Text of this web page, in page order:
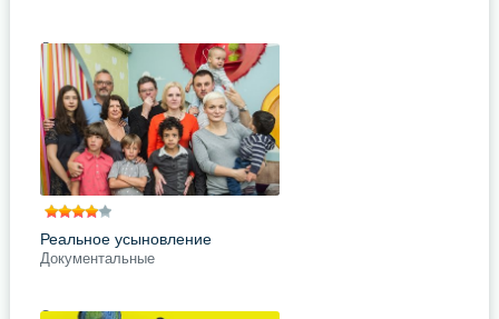
Даже закоренелые скептики,
которые никогда не верили в
существование экстрасенсорики и
мистики, посмотрев передачу
«Битва экстрасенсов»,
кардинально
подробнее
Поделись с друзьями
Реальное усыновление
Документальные